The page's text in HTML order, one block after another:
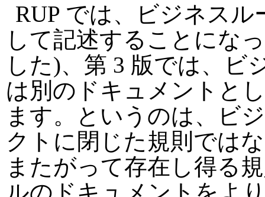
RUP では、ビジネス
して記述することにな
した)、第 3 版では、ビ
は別のドキュメントと
ます。というのは、ビ
クトに閉じた規則では
またがって存在し得る
ルのドキュメントをよ